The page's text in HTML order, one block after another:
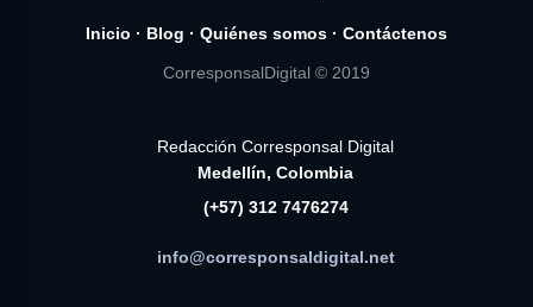
Inicio · Blog · Quiénes somos · Contáctenos
CorresponsalDigital © 2019
Redacción Corresponsal Digital
Medellín, Colombia
(+57) 312 7476274
info@corresponsaldigital.net